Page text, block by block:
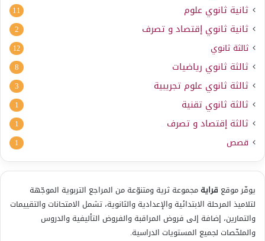
ثانية ثانوي علوم 11
ثانية ثانوي إقتصاد و تصرف 2
ثالثة ثانوي 12
ثالثة ثانوي رياضيات 8
ثالثة ثانوي علوم تجريبية 3
ثالثة ثانوي تقنية 1
ثالثة إقتصاد و تصرف 1
قصص 1
يوفّر موقع قرايةمجموعة ثرية ومتنوّعة من المراجع التربوية الموجّهة
لتلاميذ المرحلة الابتدائية والإعدادية والثانوية، تشمل الامتحانات والتقييمات
والتمارين، إضافة إلى فروض المراقبة والفروض التأليفية والدروس
والملخّصات لجميع المستويات الدراسية.